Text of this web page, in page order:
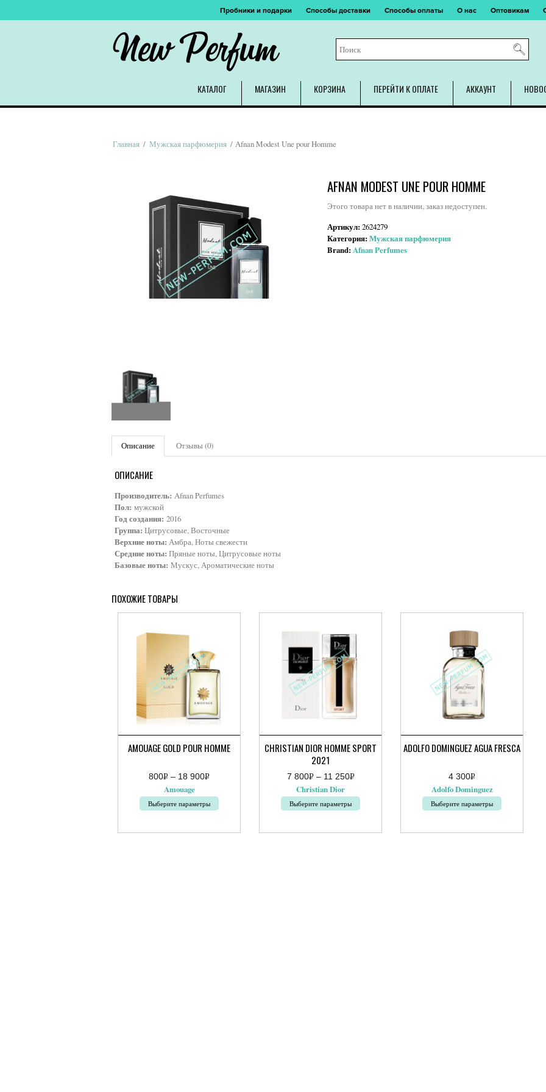
Пробники и подарки Способы доставки Способы оплаты О нас Оптовикам
New Perfum
КАТАЛОГ МАГАЗИН КОРЗИНА ПЕРЕЙТИ К ОПЛАТЕ АККАУНТ
Главная / Мужская парфюмерия / Afnan Modest Une pour Homme
AFNAN MODEST UNE POUR HOMME
Этого товара нет в наличии, заказ недоступен.
Артикул:2624279
Категория:Мужская парфюмерия
Brand:Afnan Perfumes
Описание Отзывы (0)
ОПИСАНИЕ
Производитель: Afnan Perfumes
Пол: мужской
Год создания: 2016
Группа: Цитрусовые, Восточные
Верхние ноты: Амбра, Ноты свежести
Средние ноты: Пряные ноты, Цитрусовые ноты
Базовые ноты: Мускус, Ароматические ноты
ПОХОЖИЕ ТОВАРЫ
AMOUAGE GOLD POUR HOMME
800Р
УБ.
– 18 900Р
800руб.
Amouage
Выберите параметры
товар
CHRISTIAN DIOR HOMME SPORT
2021
7 800Р
УБ.
– 11 250Р
800руб.
250руб.
Christian Dior
Выберите параметры
товар
ADOLFO DOMINGUEZ AGUA FRESCA
4 300Р
УБ.
Adolfo Dominguez
Выберите параметры
товар